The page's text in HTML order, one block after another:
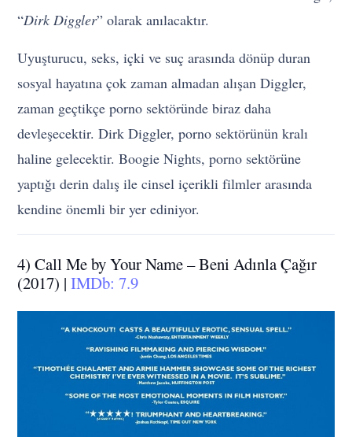
“Dirk Diggler” olarak anılacaktır.
Uyuşturucu, seks, içki ve suç arasında dönüp duran
sosyal hayatına çok zaman almadan alışan Diggler,
zaman geçtikçe porno sektöründe biraz daha
devleşecektir. Dirk Diggler, porno sektörünün kralı
haline gelecektir. Boogie Nights, porno sektörüne
yaptığı derin dalış ile cinsel içerikli filmler arasında
kendine önemli bir yer ediniyor.
4) Call Me by Your Name – Beni Adınla Çağır
(2017) |IMDb: 7.9